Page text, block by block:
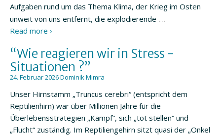
Aufgaben rund um das Thema Klima, der Krieg im Osten
unweit von uns entfernt, die explodierende …
Read more ›
“Wie reagieren wir in Stress -
Situationen ?”
24. Februar 2026Dominik Mimra
Unser Hirnstamm „Truncus cerebri“ (entspricht dem
Reptilienhirn) war über Millionen Jahre für die
Überlebensstrategien „Kampf“, sich „tot stellen“ und
„Flucht“ zuständig. Im Reptiliengehirn sitzt quasi der „Onkel